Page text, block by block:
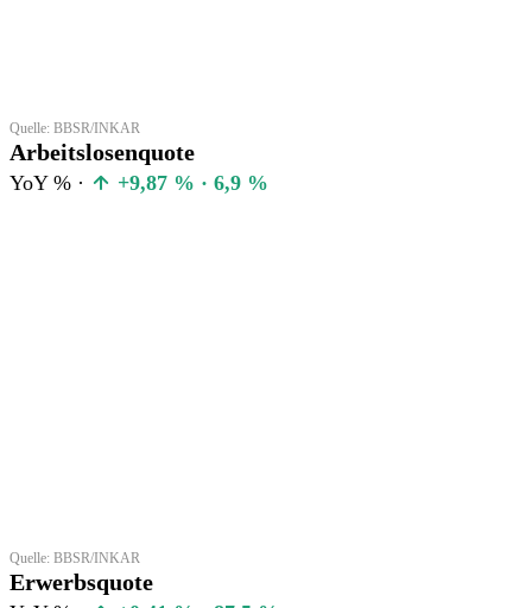
Quelle: BBSR/INKAR
Arbeitslosenquote
YoY % · +9,87 % · 6,9 %
Quelle: BBSR/INKAR
Erwerbsquote